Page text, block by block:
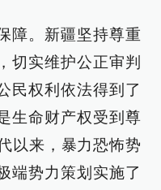
障。新疆坚持尊重
切实维护公正审判
民权利依法得到了
生命财产权受到尊
以来，暴力恐怖势
端势力策划实施了